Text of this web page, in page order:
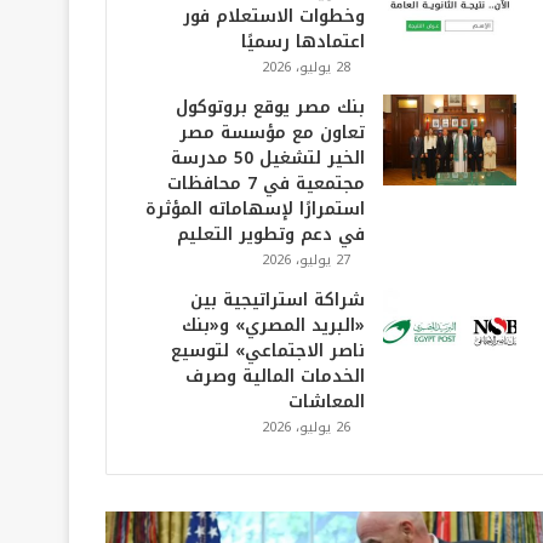
وخطوات الاستعلام فور
اعتمادها رسميًا
28 يوليو، 2026
بنك مصر يوقع بروتوكول
تعاون مع مؤسسة مصر
الخير لتشغيل 50 مدرسة
مجتمعية في 7 محافظات
استمرارًا لإسهاماته المؤثرة
في دعم وتطوير التعليم
27 يوليو، 2026
شراكة استراتيجية بين
«البريد المصري» و«بنك
ناصر الاجتماعي» لتوسيع
الخدمات المالية وصرف
المعاشات
26 يوليو، 2026